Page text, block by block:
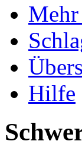
Hilfe